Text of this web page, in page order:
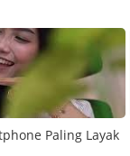
Paling Layak